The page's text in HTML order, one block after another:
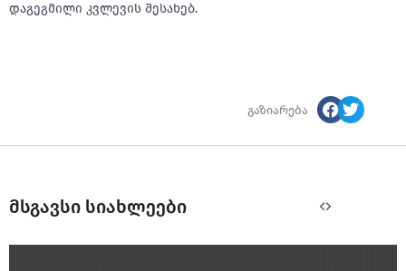
დაგეგმილი კვლევის შესახებ.
გაზიარება
მსგავსი სიახლეები